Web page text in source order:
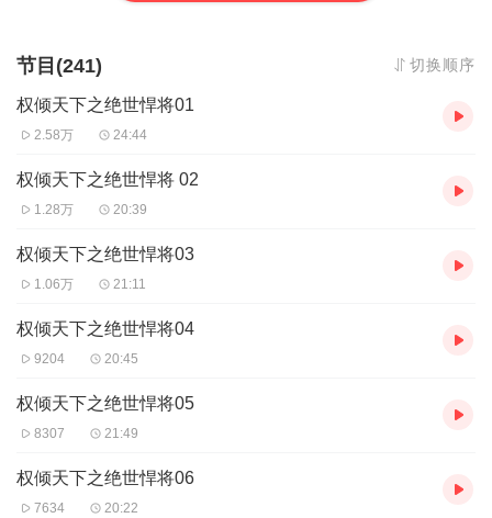
在龙椅下瑟瑟发抖。
【作者/主播简介】
作者：天豪.QD，网络小说作家
节目(241) 切换顺序
权倾天下之绝世悍将01
2.58万 24:44
权倾天下之绝世悍将 02
1.28万 20:39
权倾天下之绝世悍将03
1.06万 21:11
权倾天下之绝世悍将04
9204 20:45
权倾天下之绝世悍将05
8307 21:49
权倾天下之绝世悍将06
7634 20:22